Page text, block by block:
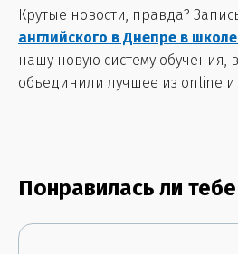
Крутые новости, правда?
английского в Днепре в
нашу новую систему обучения,
обьединили лучшее из online и
Понравилась ли тебе